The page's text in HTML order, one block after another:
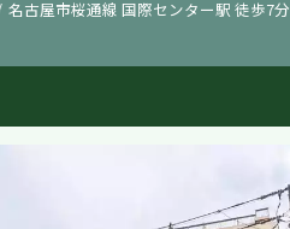
名古屋市桜通線 国際センター駅 徒歩7分